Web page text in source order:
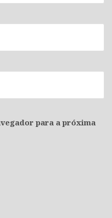
para a próxima